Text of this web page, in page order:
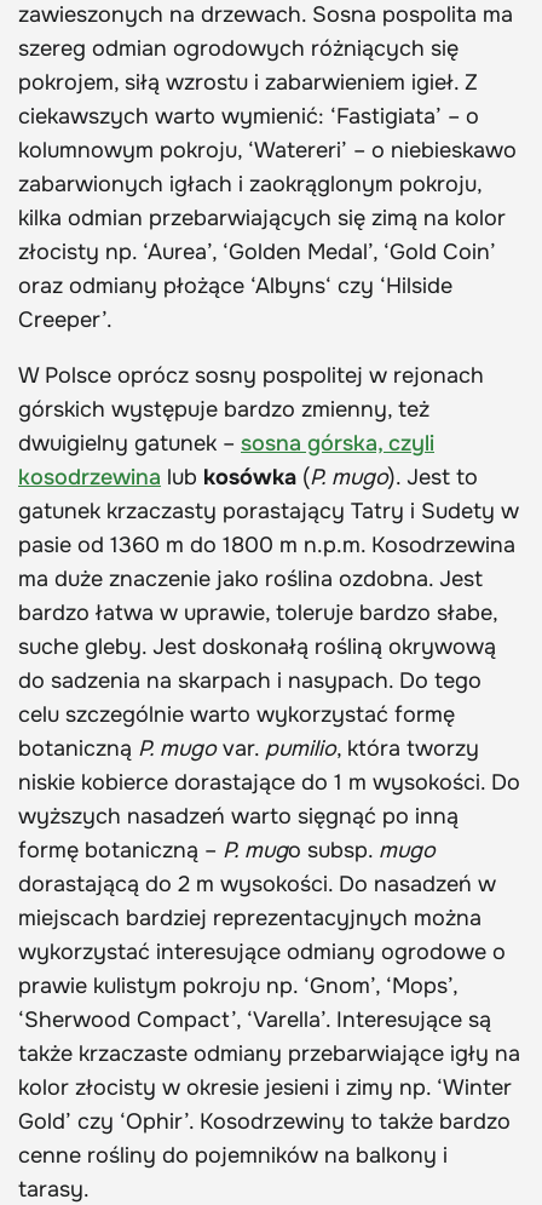
zawieszonych na drzewach. Sosna pospolita ma
szereg odmian ogrodowych różniących się
pokrojem, siłą wzrostu i zabarwieniem igieł. Z
ciekawszych warto wymienić: ‘Fastigiata’ – o
kolumnowym pokroju, ‘Watereri’ – o niebieskawo
zabarwionych igłach i zaokrąglonym pokroju,
kilka odmian przebarwiających się zimą na kolor
złocisty np. ‘Aurea’, ‘Golden Medal’, ‘Gold Coin’
oraz odmiany płożące ‘Albyns‘ czy ‘Hilside
Creeper’.
W Polsce oprócz sosny pospolitej w rejonach
górskich występuje bardzo zmienny, też
dwuigielny gatunek – sosna górska, czyli
kosodrzewina lub kosówka (P. mugo). Jest to
gatunek krzaczasty porastający Tatry i Sudety w
pasie od 1360 m do 1800 m n.p.m. Kosodrzewina
ma duże znaczenie jako roślina ozdobna. Jest
bardzo łatwa w uprawie, toleruje bardzo słabe,
suche gleby. Jest doskonałą rośliną okrywową
do sadzenia na skarpach i nasypach. Do tego
celu szczególnie warto wykorzystać formę
botaniczną P. mugovar. pumilio, która tworzy
niskie kobierce dorastające do 1 m wysokości. Do
wyższych nasadzeń warto sięgnąć po inną
formę botaniczną – P. mugo subsp. mugo
dorastającą do 2 m wysokości. Do nasadzeń w
miejscach bardziej reprezentacyjnych można
wykorzystać interesujące odmiany ogrodowe o
prawie kulistym pokroju np. ‘Gnom’, ‘Mops’,
‘Sherwood Compact’, ‘Varella’. Interesujące są
także krzaczaste odmiany przebarwiające igły na
kolor złocisty w okresie jesieni i zimy np. ‘Winter
Gold’ czy ‘Ophir’. Kosodrzewiny to także bardzo
cenne rośliny do pojemników na balkony i
tarasy.